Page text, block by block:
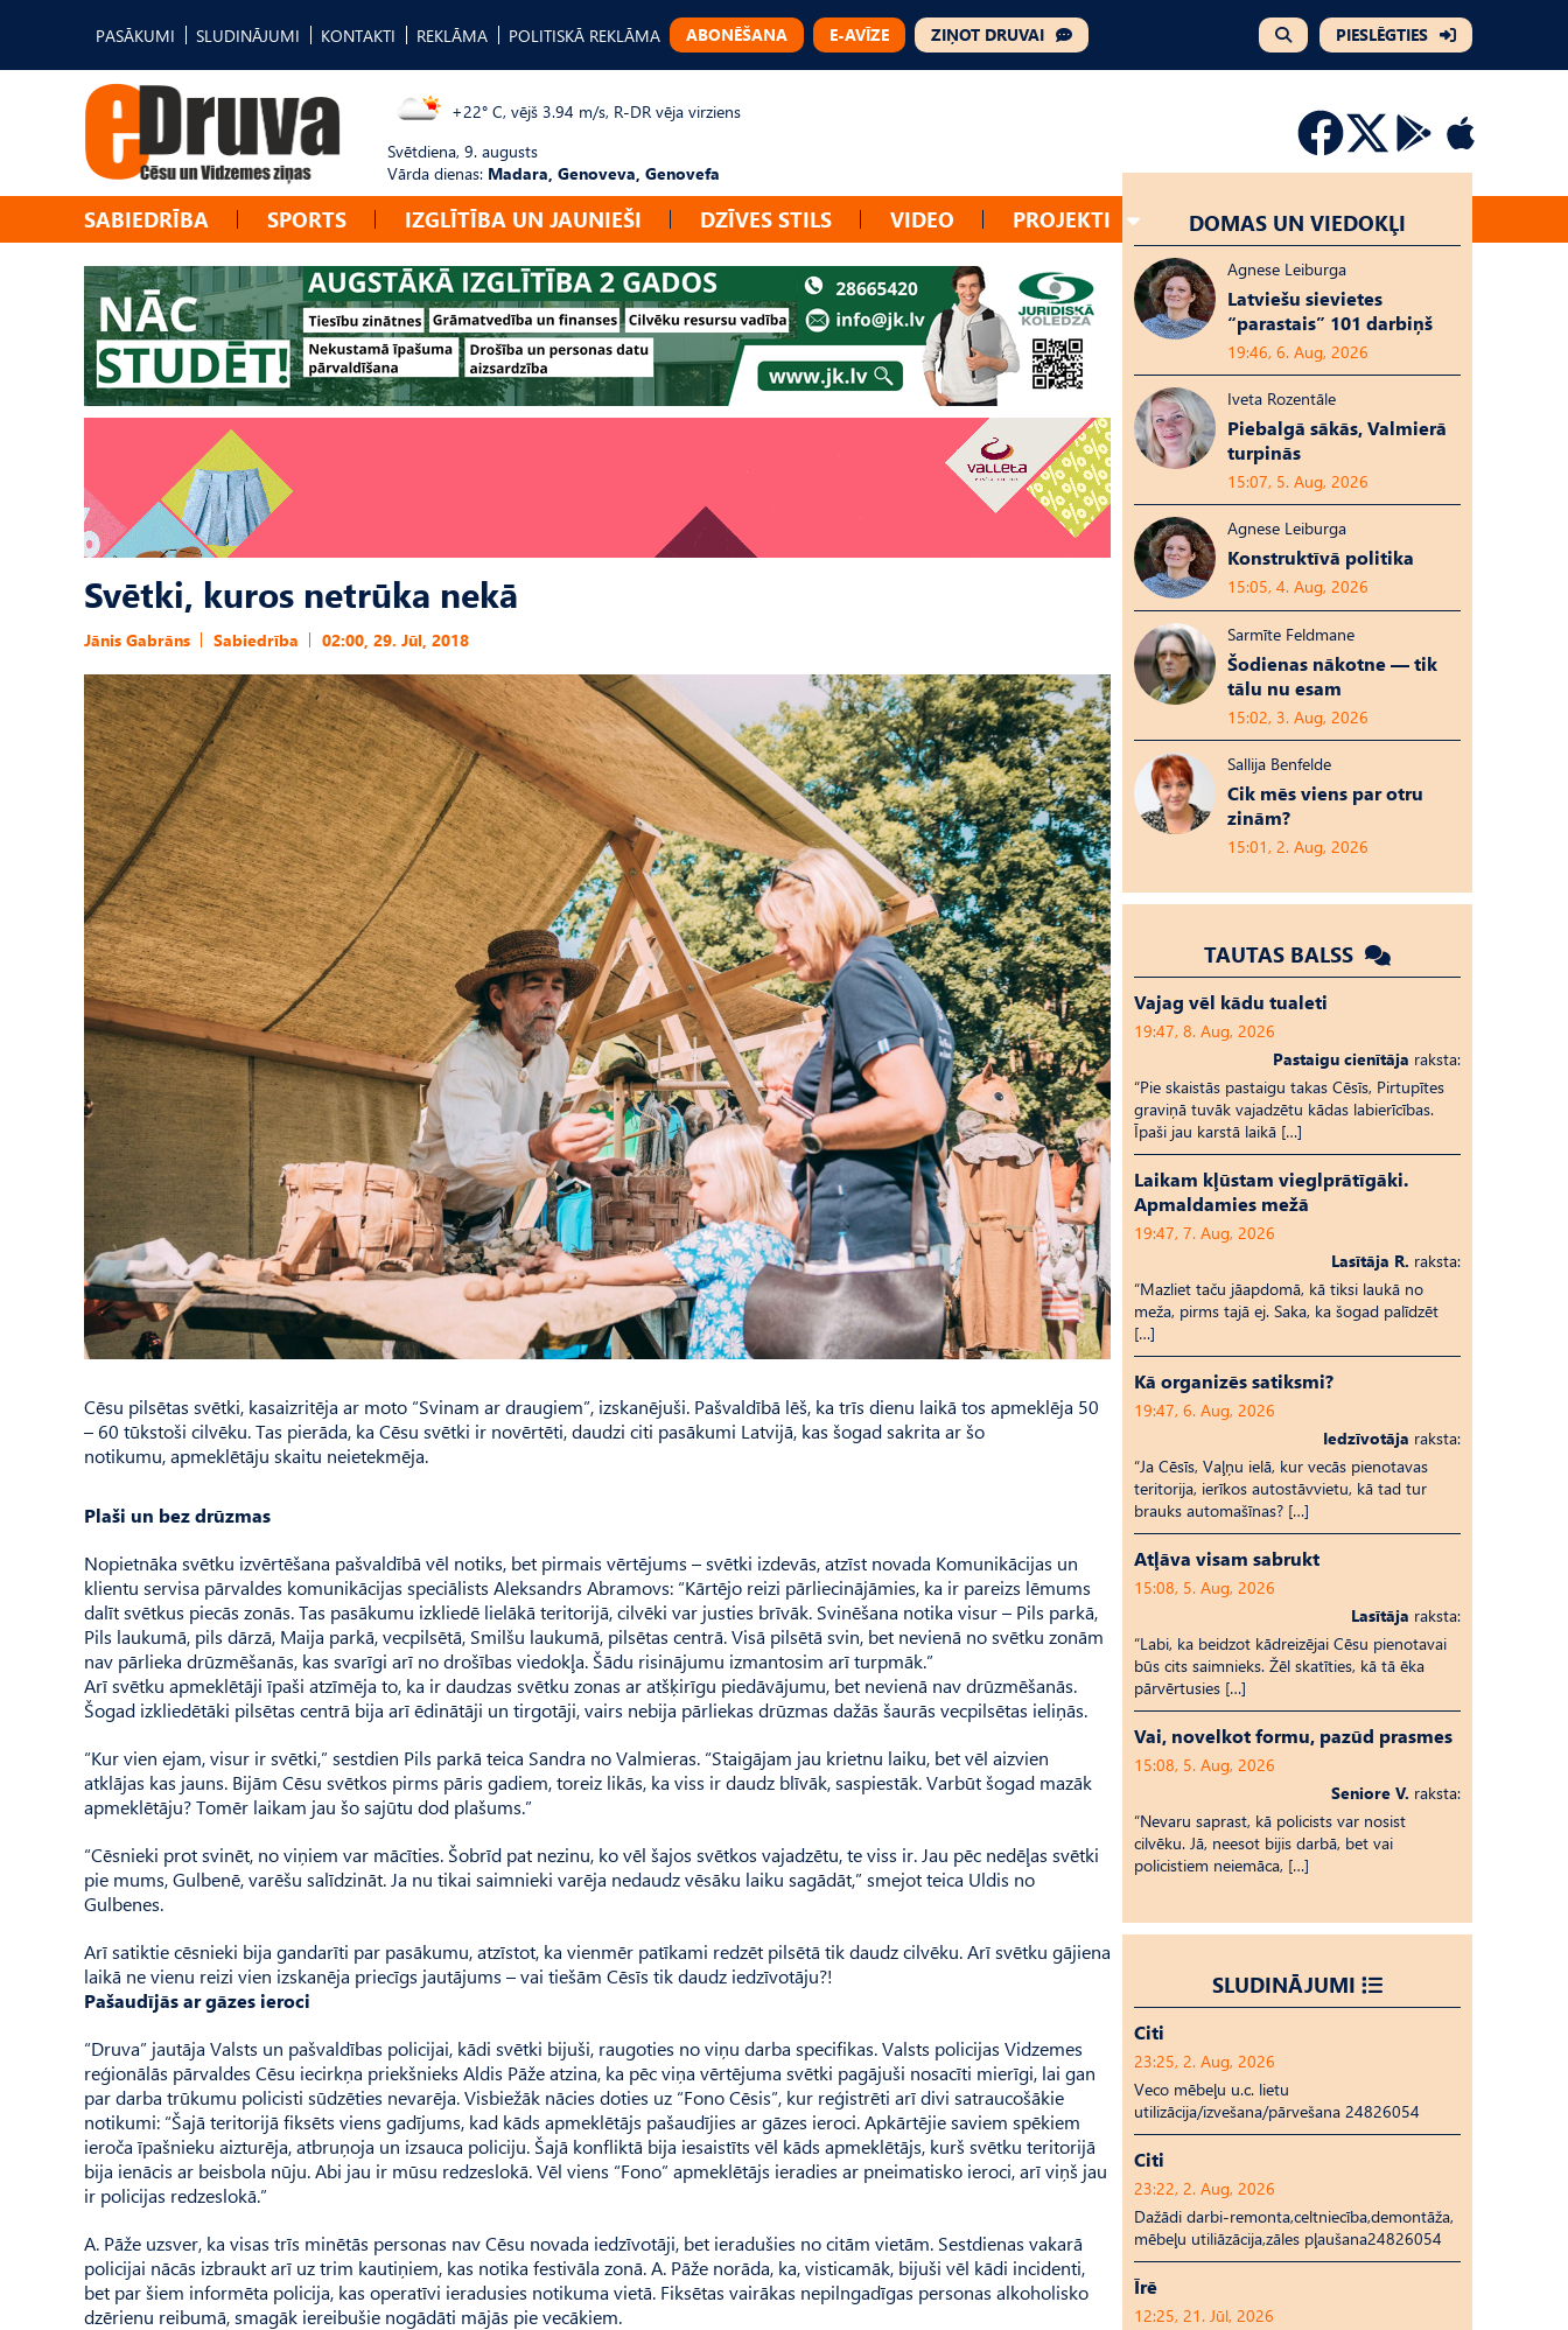
PASĀKUMI SLUDINĀJUMI KONTAKTI REKLĀMA POLITISKĀ REKLĀMA ABONĒŠANA E-AVĪZE ZIŅOT DRUVAI PIESLĒGTIES
+22° C, vējš 3.94 m/s, R-DR vēja virziens
Svētdiena, 9. augusts
Vārda dienas: Madara, Genoveva, Genovefa
SABIEDRĪBA SPORTS IZGLĪTĪBA UN JAUNIEŠI DZĪVES STILS VIDEO PROJEKTI
Svētki, kuros netrūka nekā
Jānis Gabrāns Sabiedrība 02:00, 29. Jūl, 2018
Cēsu pilsētas svētki, kasaizritēja ar moto “Svinam ar draugiem”, izskanējuši. Pašvaldībā lēš, ka trīs dienu laikā tos apmeklēja 50
– 60 tūkstoši cilvēku. Tas pierāda, ka Cēsu svētki ir novērtēti, daudzi citi pasākumi Latvijā, kas šogad sakrita ar šo
notikumu, apmeklētāju skaitu neietekmēja.
Plaši un bez drūzmas
Nopietnāka svētku izvērtēšana pašvaldībā vēl notiks, bet pirmais vērtējums – svētki izdevās, atzīst novada Komunikācijas un
klientu servisa pārvaldes komunikācijas speciālists Aleksandrs Abramovs: “Kārtējo reizi pārliecinājāmies, ka ir pareizs lēmums
dalīt svētkus piecās zonās. Tas pasākumu izkliedē lielākā teritorijā, cilvēki var justies brīvāk. Svinēšana notika visur – Pils parkā,
Pils laukumā, pils dārzā, Maija parkā, vecpilsētā, Smilšu laukumā, pilsētas centrā. Visā pilsētā svin, bet nevienā no svētku zonām
nav pārlieka drūzmēšanās, kas svarīgi arī no drošības viedokļa. Šādu risinājumu izmantosim arī turpmāk.”
Arī svētku apmeklētāji īpaši atzīmēja to, ka ir daudzas svētku zonas ar atšķirīgu piedāvājumu, bet nevienā nav drūzmēšanās.
Šogad izkliedētāki pilsētas centrā bija arī ēdinātāji un tirgotāji, vairs nebija pārliekas drūzmas dažās šaurās vecpilsētas ieliņās.
“Kur vien ejam, visur ir svētki,” sestdien Pils parkā teica Sandra no Valmieras. “Staigājam jau krietnu laiku, bet vēl aizvien
atklājas kas jauns. Bijām Cēsu svētkos pirms pāris gadiem, toreiz likās, ka viss ir daudz blīvāk, saspiestāk. Varbūt šogad mazāk
apmeklētāju? Tomēr laikam jau šo sajūtu dod plašums.”
“Cēsnieki prot svinēt, no viņiem var mācīties. Šobrīd pat nezinu, ko vēl šajos svētkos vajadzētu, te viss ir. Jau pēc nedēļas svētki
pie mums, Gulbenē, varēšu salīdzināt. Ja nu tikai saimnieki varēja nedaudz vēsāku laiku sagādāt,” smejot teica Uldis no
Gulbenes.
Arī satiktie cēsnieki bija gandarīti par pasākumu, atzīstot, ka vienmēr patīkami redzēt pilsētā tik daudz cilvēku. Arī svētku gājiena
laikā ne vienu reizi vien izskanēja priecīgs jautājums – vai tiešām Cēsīs tik daudz iedzīvotāju?!
Pašaudījās ar gāzes ieroci
“Druva” jautāja Valsts un pašvaldības policijai, kādi svētki bijuši, raugoties no viņu darba specifikas. Valsts policijas Vidzemes
reģionālās pārvaldes Cēsu iecirkņa priekšnieks Aldis Pāže atzina, ka pēc viņa vērtējuma svētki pagājuši nosacīti mierīgi, lai gan
par darba trūkumu policisti sūdzēties nevarēja. Visbiežāk nācies doties uz “Fono Cēsis”, kur reģistrēti arī divi satraucošākie
notikumi: “Šajā teritorijā fiksēts viens gadījums, kad kāds apmeklētājs pašaudījies ar gāzes ieroci. Apkārtējie saviem spēkiem
ieroča īpašnieku aizturēja, atbruņoja un izsauca policiju. Šajā konfliktā bija iesaistīts vēl kāds apmeklētājs, kurš svētku teritorijā
bija ienācis ar beisbola nūju. Abi jau ir mūsu redzeslokā. Vēl viens “Fono” apmeklētājs ieradies ar pneimatisko ieroci, arī viņš jau
ir policijas redzeslokā.”
A. Pāže uzsver, ka visas trīs minētās personas nav Cēsu novada iedzīvotāji, bet ieradušies no citām vietām. Sestdienas vakarā
policijai nācās izbraukt arī uz trim kautiņiem, kas notika festivāla zonā. A. Pāže norāda, ka, visticamāk, bijuši vēl kādi incidenti,
bet par šiem informēta policija, kas operatīvi ieradusies notikuma vietā. Fiksētas vairākas nepilngadīgas personas alkoholisko
dzērienu reibumā, smagāk iereibušie nogādāti mājās pie vecākiem.
DOMAS UN VIEDOKĻI
Agnese Leiburga
Latviešu sievietes
“parastais” 101 darbiņš
19:46, 6. Aug, 2026
Iveta Rozentāle
Piebalgā sākās, Valmierā
turpinās
15:07, 5. Aug, 2026
Agnese Leiburga
Konstruktīvā politika
15:05, 4. Aug, 2026
Sarmīte Feldmane
Šodienas nākotne — tik
tālu nu esam
15:02, 3. Aug, 2026
Sallija Benfelde
Cik mēs viens par otru
zinām?
15:01, 2. Aug, 2026
TAUTAS BALSS
Vajag vēl kādu tualeti
19:47, 8. Aug, 2026
Pastaigu cienītāja raksta:
“Pie skaistās pastaigu takas Cēsīs, Pirtupītes
graviņā tuvāk vajadzētu kādas labierīcības.
Īpaši jau karstā laikā […]
Laikam kļūstam vieglprātīgāki.
Apmaldamies mežā
19:47, 7. Aug, 2026
Lasītāja R. raksta:
“Mazliet taču jāapdomā, kā tiksi laukā no
meža, pirms tajā ej. Saka, ka šogad palīdzēt
[…]
Kā organizēs satiksmi?
19:47, 6. Aug, 2026
Iedzīvotāja raksta:
“Ja Cēsīs, Vaļņu ielā, kur vecās pienotavas
teritorija, ierīkos autostāvvietu, kā tad tur
brauks automašīnas? […]
Atļāva visam sabrukt
15:08, 5. Aug, 2026
Lasītāja raksta:
“Labi, ka beidzot kādreizējai Cēsu pienotavai
būs cits saimnieks. Žēl skatīties, kā tā ēka
pārvērtusies […]
Vai, novelkot formu, pazūd prasmes
15:08, 5. Aug, 2026
Seniore V. raksta:
“Nevaru saprast, kā policists var nosist
cilvēku. Jā, neesot bijis darbā, bet vai
policistiem neiemāca, […]
SLUDINĀJUMI
Citi
23:25, 2. Aug, 2026
Veco mēbeļu u.c. lietu
utilizācija/izvešana/pārvešana 24826054
Citi
23:22, 2. Aug, 2026
Dažādi darbi-remonta,celtniecība,demontāža,
mēbeļu utiliāzācija,zāles pļaušana24826054
Īrē
12:25, 21. Jūl, 2026